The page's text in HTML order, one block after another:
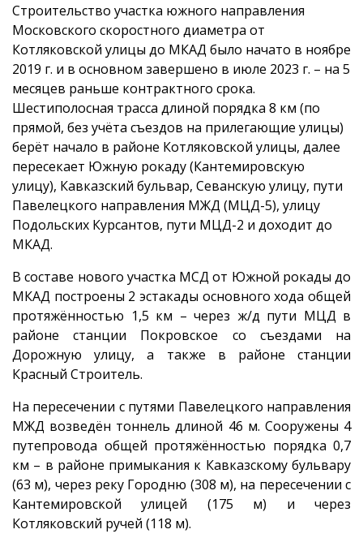
Строительство участка южного направления
Московского скоростного диаметра от
Котляковской улицы до МКАД было начато в ноябре
2019 г. и в основном завершено в июле 2023 г. – на 5
месяцев раньше контрактного срока.
Шестиполосная трасса длиной порядка 8 км (по
прямой, без учёта съездов на прилегающие улицы)
берёт начало в районе Котляковской улицы, далее
пересекает Южную рокаду (Кантемировскую
улицу), Кавказский бульвар, Севанскую улицу, пути
Павелецкого направления МЖД (МЦД-5), улицу
Подольских Курсантов, пути МЦД-2 и доходит до
МКАД.
В составе нового участка МСД от Южной рокады до
МКАД построены 2 эстакады основного хода общей
протяжённостью 1,5 км – через ж/д пути МЦД в
районе станции Покровское со съездами на
Дорожную улицу, а также в районе станции
Красный Строитель.
На пересечении с путями Павелецкого направления
МЖД возведён тоннель длиной 46 м. Сооружены 4
путепровода общей протяжённостью порядка 0,7
км – в районе примыкания к Кавказскому бульвару
(63 м), через реку Городню (308 м), на пересечении с
Кантемировской улицей (175 м) и через
Котляковский ручей (118 м).